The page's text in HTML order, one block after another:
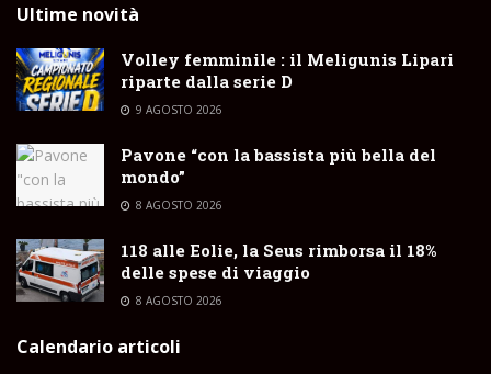
Ultime novità
Volley femminile : il Meligunis Lipari
riparte dalla serie D
9 AGOSTO 2026
Pavone “con la bassista più bella del
mondo”
8 AGOSTO 2026
118 alle Eolie, la Seus rimborsa il 18%
delle spese di viaggio
8 AGOSTO 2026
Calendario articoli